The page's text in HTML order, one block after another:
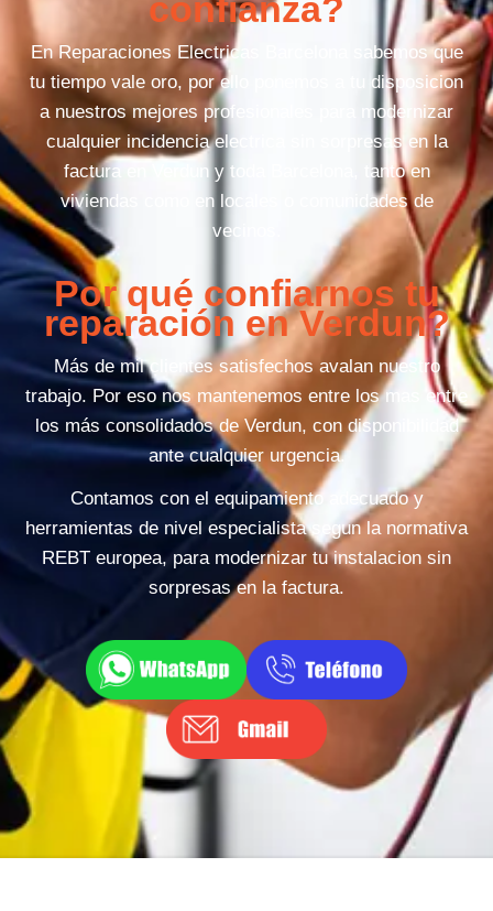
confianza?
En Reparaciones Electricas Barcelona sabemos que
tu tiempo vale oro, por ello ponemos a tu disposicion
a nuestros mejores profesionales para modernizar
cualquier incidencia electrica sin sorpresas en la
factura en Verdun y toda Barcelona, tanto en
viviendas como en locales o comunidades de
vecinos.
Por qué confiarnos tu
reparación en Verdun?
Más de mil clientes satisfechos avalan nuestro
trabajo. Por eso nos mantenemos entre los mas entre
los más consolidados de Verdun, con disponibilidad
ante cualquier urgencia.
Contamos con el equipamiento adecuado y
herramientas de nivel especialista segun la normativa
REBT europea, para modernizar tu instalacion sin
sorpresas en la factura.